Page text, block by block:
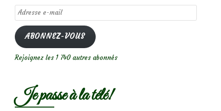
Adresse
e-
mail
ABONNEZ-VOUS
Rejoignez les 1 740 autres abonnés
Je passe à la télé!